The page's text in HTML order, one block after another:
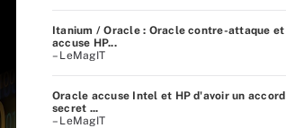
Itanium / Oracle : Oracle contre-attaque et
accuse HP...
– LeMagIT
Oracle accuse Intel et HP d'avoir un accord
secret ...
– LeMagIT